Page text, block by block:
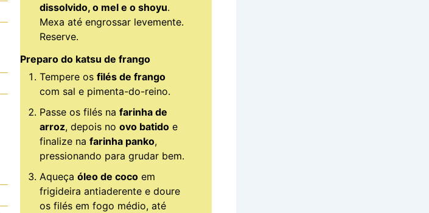
dissolvido, o mel e o shoyu.
Mexa até engrossar levemente.
Reserve.
Preparo do katsu de frango
Tempere os filés de frango
com sal e pimenta-do-reino.
Passe os filés na farinha de
arroz, depois no ovo batido e
finalize na farinha panko,
pressionando para grudar bem.
Aqueça óleo de coco em
frigideira antiaderente e doure
os filés em fogo médio, até